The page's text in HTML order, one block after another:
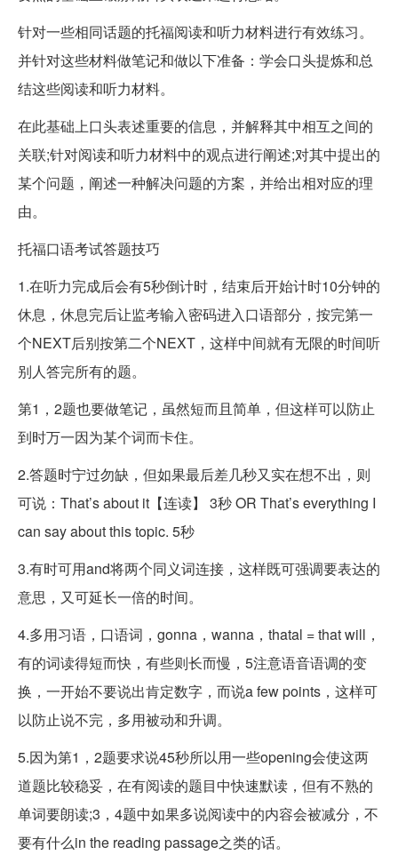
针对一些相同话题的托福阅读和听力材料进行有效练习。
并针对这些材料做笔记和做以下准备：学会口头提炼和总
结这些阅读和听力材料。
在此基础上口头表述重要的信息，并解释其中相互之间的
关联;针对阅读和听力材料中的观点进行阐述;对其中提出的
某个问题，阐述一种解决问题的方案，并给出相对应的理
由。
托福口语考试答题技巧
1.在听力完成后会有5秒倒计时，结束后开始计时10分钟的
休息，休息完后让监考输入密码进入口语部分，按完第一
个NEXT后别按第二个NEXT，这样中间就有无限的时间听
别人答完所有的题。
第1，2题也要做笔记，虽然短而且简单，但这样可以防止
到时万一因为某个词而卡住。
2.答题时宁过勿缺，但如果最后差几秒又实在想不出，则
可说：That’s about it【连读】 3秒 OR That’s everything I
can say about this topic. 5秒
3.有时可用and将两个同义词连接，这样既可强调要表达的
意思，又可延长一倍的时间。
4.多用习语，口语词，gonna，wanna，thatal = that will，
有的词读得短而快，有些则长而慢，5注意语音语调的变
换，一开始不要说出肯定数字，而说a few points，这样可
以防止说不完，多用被动和升调。
5.因为第1，2题要求说45秒所以用一些opening会使这两
道题比较稳妥，在有阅读的题目中快速默读，但有不熟的
单词要朗读;3，4题中如果多说阅读中的内容会被减分，不
要有什么in the reading passage之类的话。